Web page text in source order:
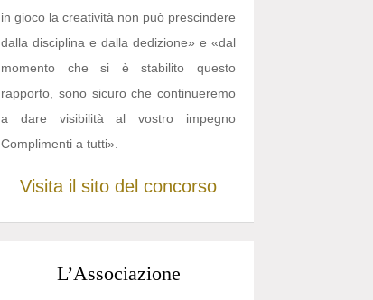
in gioco la creatività non può prescindere
dalla disciplina e dalla dedizione» e «dal
momento che si è stabilito questo
rapporto, sono sicuro che continueremo
a dare visibilità al vostro impegno
Complimenti a tutti».
Visita il sito del concorso
L’Associazione